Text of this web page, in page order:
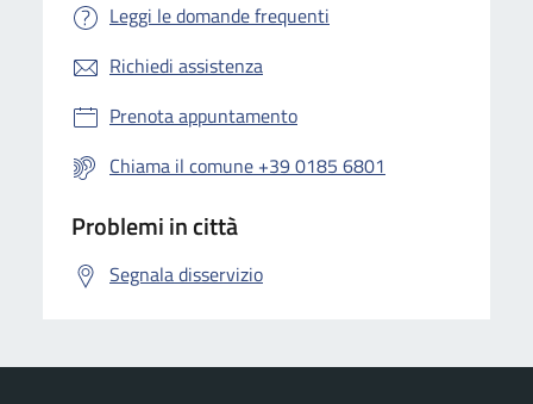
Leggi le domande frequenti
Richiedi assistenza
Prenota appuntamento
Chiama il comune +39 0185 6801
Problemi in città
Segnala disservizio